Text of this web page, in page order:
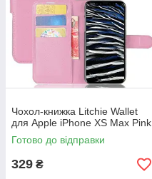
Чохол-книжка Litchie Wallet
для Apple iPhone XS Max Pink
Готово до відправки
329 ₴